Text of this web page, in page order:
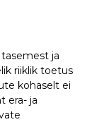
ja
riiklik toetus
kohaselt ei
era- ja